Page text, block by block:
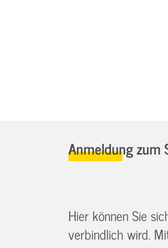
Anmeldung zum
Hier können Sie
verbindlich wird.